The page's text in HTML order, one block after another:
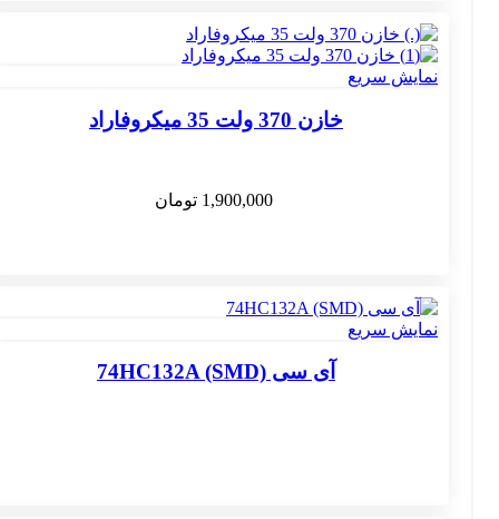
نمایش سریع
خازن 370 ولت 35 میکروفاراد
1,900,000 تومان
نمایش سریع
آی سی 74HC132A (SMD)